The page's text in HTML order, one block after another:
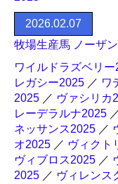
2026.02.07
牧場生産馬 ノーザ
ワイルドラズベリ
レガシー2025 ／ ワ
2025 ／ ヴァシリカ
レーデラルナ2025
ネッサンス2025 ／
オ2025 ／ ヴィクト
ヴィブロス2025 ／
2025 ／ ヴィレンス